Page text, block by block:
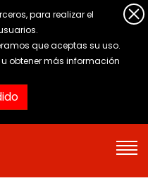
para realizar el
que aceptas su uso.
obtenermás información